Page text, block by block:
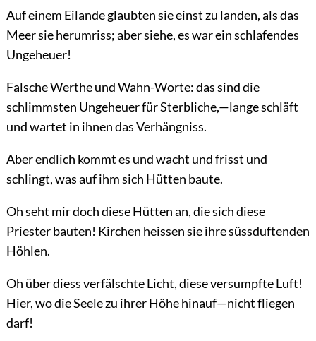
Auf einem Eilande glaubten sie einst zu landen, als das
Meer sie herumriss; aber siehe, es war ein schlafendes
Ungeheuer!
Falsche Werthe und Wahn-Worte: das sind die
schlimmsten Ungeheuer für Sterbliche,—lange schläft
und wartet in ihnen das Verhängniss.
Aber endlich kommt es und wacht und frisst und
schlingt, was auf ihm sich Hütten baute.
Oh seht mir doch diese Hütten an, die sich diese
Priester bauten! Kirchen heissen sie ihre süssduftenden
Höhlen.
Oh über diess verfälschte Licht, diese versumpfte Luft!
Hier, wo die Seele zu ihrer Höhe hinauf—nicht fliegen
darf!